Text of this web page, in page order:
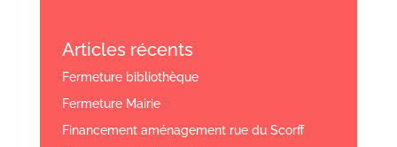
Articles récents
Fermeture bibliothèque
Fermeture Mairie
Financement aménagement rue du Scorff